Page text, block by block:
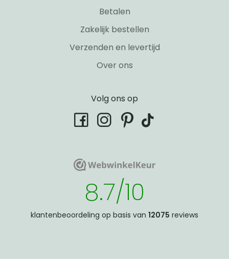
Betalen
Zakelijk bestellen
Verzenden en levertijd
Over ons
Volg ons op
facebookinstagram
pinterest
tiktok
WebwinkelKeurWebwinkelKeur
8.7/10
klantenbeoordeling op basis van 12075 reviews